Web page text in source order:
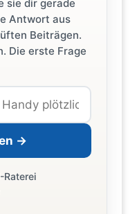
sie dir gerade
Antwort aus
Beiträgen.
Die erste Frage
→